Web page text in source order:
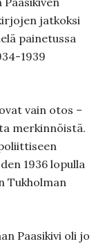
jatkoksi
painetussa
1939
vain otos –
merkinnöistä.
1936 lopulla
Tukholman
Paasikivi oli jo